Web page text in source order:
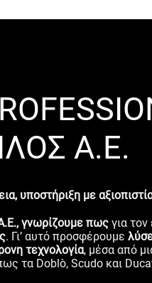
Α.Ε.
υποστήριξη με
γνωρίζουμε πως για
. Γι’ αυτό προσφέρουμε
τεχνολογία, μέσα από
τα Doblò, Scudo και